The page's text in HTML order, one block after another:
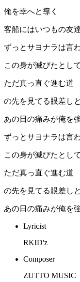
俺を幸へと導く
客船にはいつもの友
ずっとサヨナラは言
この身が滅びたとし
ただ真っ直ぐ進む道
の先を見てる眼差しと
あの日の痛みが俺を
ずっとサヨナラは言
この身が滅びたとし
ただ真っ直ぐ進む道
の先を見てる眼差しと
あの日の痛みが俺を
Lyricist
RKID'z
Composer
ZUTTO MUSIC